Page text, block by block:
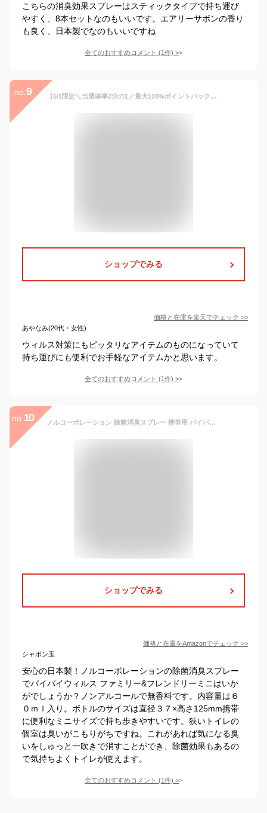
こちらの消臭効果スプレーはスティックタイプで持ち運び
やすく、8本セットなのもいいです。エアリーサボンの香り
も良く、日本製でなのもいいですね
全てのおすすめコメント (1件) >
no. 9 【6/1限定＼当選確率2分の1／最大100%ポイントバック】【マスクのウイルス対策 日本製 無臭】 シュシュキッキ リフレッシャー除菌消臭ミスト20mL(携帯サイズ) 除菌スプレー 消臭スプレー ウイルス マスク 抗菌 除菌 スプレー トイレ 靴 冷感マスク 洗えるマスク 消臭 携帯用
ショップでみる
価格と在庫を楽天でチェック >>
あやなみ(20代・女性)
ウィルス対策にもピッタリなアイテムのものになっていて
持ち運びにも便利でお手軽なアイテムかと思います。
全てのおすすめコメント (1件) >
no. 10 ノルコーポレーション 除菌消臭スプレー 携帯用 バイバイウィルス ファミリー&フレンドリー ミニ ノンアルコール 60ml OZ-HAJ-12-1
ショップでみる
価格と在庫をAmazonでチェック >>
シャボン玉
安心の日本製！ノルコーポレーションの除菌消臭スプレー
でバイバイウィルス ファミリー&フレンドリーミニはいか
がでしょうか？ノンアルコールで無香料です。内容量は６
０ｍｌ入り。ボトルのサイズは直径３７×高さ125mm携帯
に便利なミニサイズで持ち歩きやすいです。狭いトイレの
個室は臭いがこもりがちですね。これがあれば気になる臭
いをしゅっと一吹きで消すことができ、除菌効果もあるの
で気持ちよくトイレが使えます。
全てのおすすめコメント (1件) >